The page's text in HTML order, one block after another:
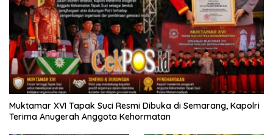
Muktamar XVI Tapak Suci Resmi Dibuka di Semarang, Kapolri
Terima Anugerah Anggota Kehormatan